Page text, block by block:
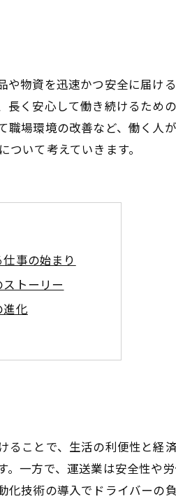
物資を迅速かつ安全に届け
く安心して働き続けるため
場環境の改善など、働く人
いて考えていきます。
事の始まり
トーリー
進化
続可能な働き方
の可能性
践ポイント
ことで、生活の利便性と経
一方で、運送業は安全性や
技術の導入でドライバーの